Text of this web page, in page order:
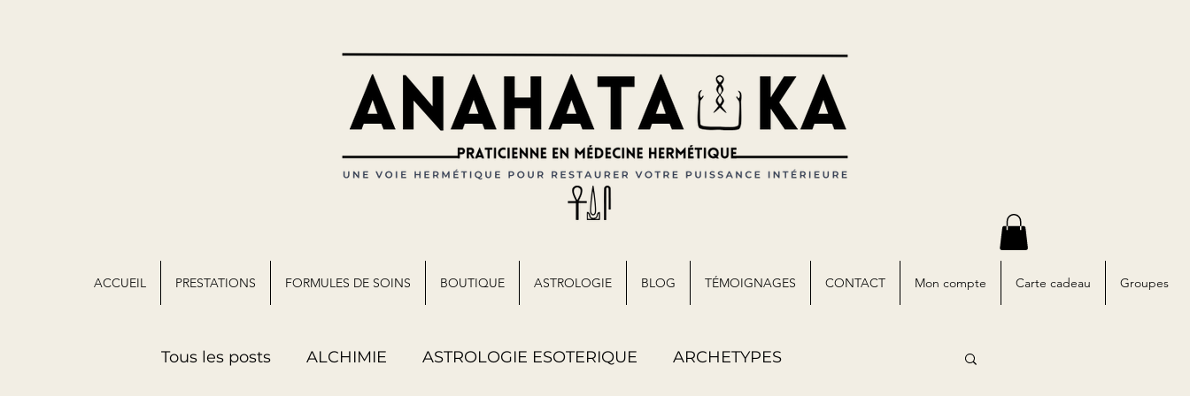
ACCUEIL PRESTATIONS FORMULES DE SOINS BOUTIQUE ASTROLOGIE BLOG TÉMOIGNAGES CONTACT Mon compte Carte cadeau Groupes
Tous les posts ALCHIMIE ASTROLOGIE ESOTERIQUE ARCHETYPES